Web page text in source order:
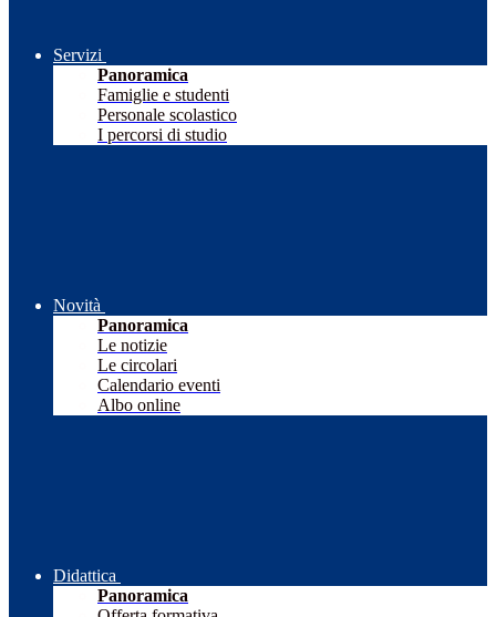
Servizi
Panoramica
Famiglie e studenti
Personale scolastico
I percorsi di studio
Novità
Panoramica
Le notizie
Le circolari
Calendario eventi
Albo online
Didattica
Panoramica